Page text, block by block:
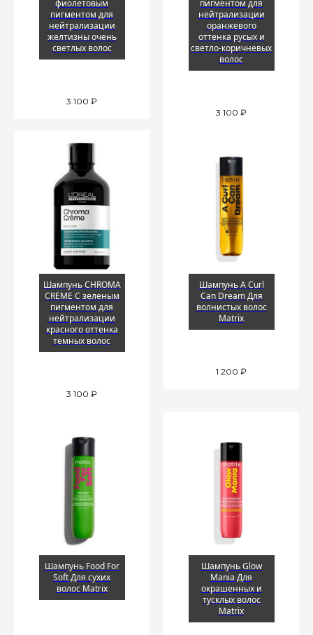
фиолетовым
пигментом для
нейтрализации
желтизны очень
светлых волос
3 100 ₽
пигментом для
нейтрализации
оранжевого
оттенка русых и
светло-коричневых
волос
3 100 ₽
Шампунь CHROMA
CREME С зеленым
пигментом для
нейтрализации
красного оттенка
темных волос
3 100 ₽
Шампунь A Curl
Can Dream Для
волнистых волос
Matrix
1 200 ₽
Шампунь Food For
Soft Для сухих
волос Matrix
Шампунь Glow
Mania Для
окрашенных и
тусклых волос
Matrix